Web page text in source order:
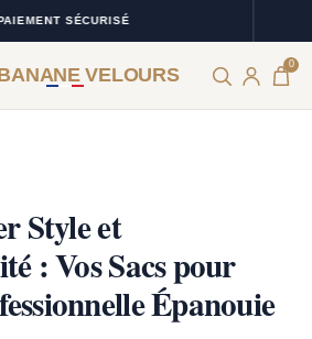
SÉCURISÉ
VELOURS 0
Style et
: Vos Sacs pour
Épanouie